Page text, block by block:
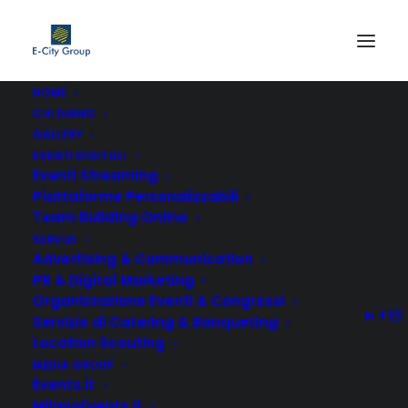
HOME
CHI SIAMO
GALLERY
EVENTI DIGITALI
Eventi Streaming
Piattaforme Personalizzabili
Team Building Online
SERVIZI
Advertising & Communication
PR & Digital Marketing
Organizzazione Eventi & Congressi
Servizio di Catering & Banqueting
Location Scouting
MEDIA GROUP
Events.it